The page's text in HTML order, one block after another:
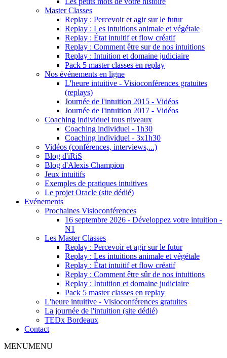
Master Classes
Replay : Percevoir et agir sur le futur
Replay : Les intuitions animale et végétale
Replay : État intuitif et flow créatif
Replay : Comment être sur de nos intuitions
Replay : Intuition et domaine judiciaire
Pack 5 master classes en replay
Nos événements en ligne
L'heure intuitive - Visioconférences gratuites
(replays)
Journée de l'intuition 2015 - Vidéos
Journée de l'intuition 2017 - Vidéos
Coaching individuel tous niveaux
Coaching individuel - 1h30
Coaching individuel - 3x1h30
Vidéos (conférences, interviews,...)
Blog d'iRiS
Blog d'Alexis Champion
Jeux intuitifs
Exemples de pratiques intuitives
Le projet Oracle (site dédié)
Evénements
Prochaines Visioconférences
16 septembre 2026 - Développez votre intuition -
N1
Les Master Classes
Replay : Percevoir et agir sur le futur
Replay : Les intuitions animale et végétale
Replay : État intuitif et flow créatif
Replay : Comment être sûr de nos intuitions
Replay : Intuition et domaine judiciaire
Pack 5 master classes en replay
L'heure intuitive - Visioconférences gratuites
La journée de l'intuition (site dédié)
TEDx Bordeaux
Contact
MENUMENU